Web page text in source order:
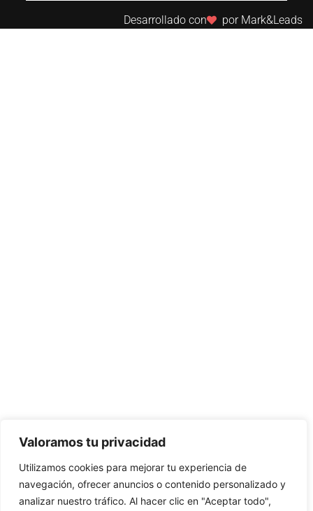
Valoramos tu privacidad
Utilizamos cookies para mejorar tu experiencia de
navegación, ofrecer anuncios o contenido personalizado y
analizar nuestro tráfico. Al hacer clic en "Aceptar todo",
Desarrollado con por Mark&Leads